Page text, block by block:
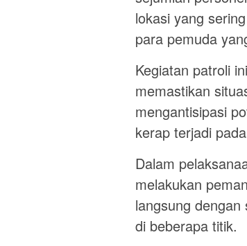
lokasi yang
para pemuda
Kegiatan patroli
memastikan
mengantisipasi
kerap terjadi
Dalam
melakukan
langsung
di beberapa titik.